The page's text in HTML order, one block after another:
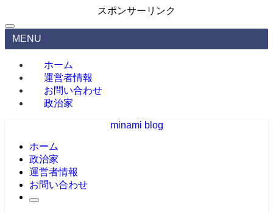
スポンサーリンク
MENU
ホーム
運営者情報
お問い合わせ
政治家
minami blog
ホーム
政治家
運営者情報
お問い合わせ